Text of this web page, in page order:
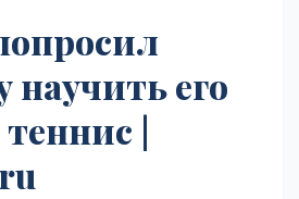
научить его
|